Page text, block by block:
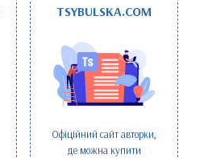
TSYBULSKA.COM
Офіційний сайт авторки,
де можна купити